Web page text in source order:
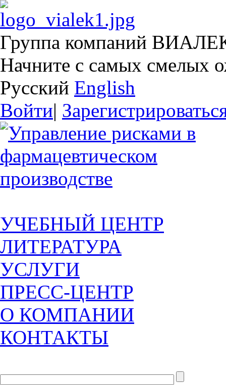
Группа компаний
Начните с самых смелых
Русский English
Войти|
УЧЕБНЫЙ ЦЕНТР
ЛИТЕРАТУРА
УСЛУГИ
ПРЕСС-ЦЕНТР
О КОМПАНИИ
КОНТАКТЫ